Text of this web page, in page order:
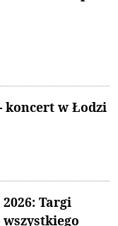
koncert w Łodzi
Targi